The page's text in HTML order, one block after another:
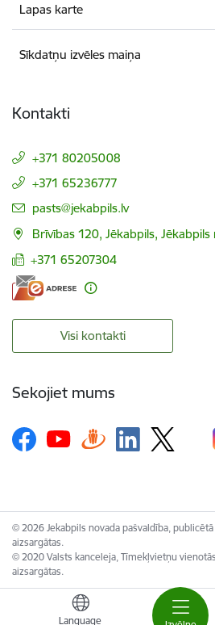
Language
Lapas karte
Sīkdatņu izvēles maiņa
Kontakti
+371 80205008
+371 65236777
E-pasts:
pasts@jekabpils.lv
Brīvības 120, Jēkabpils, Jēkabpils
+371 65207304
Visi kontakti
Sekojiet mums
© 2026 Jekabpils novada pašvaldība,
aizsargātas.
© 2020 Valsts kanceleja, Tīmekļvietņu
aizsargātas.